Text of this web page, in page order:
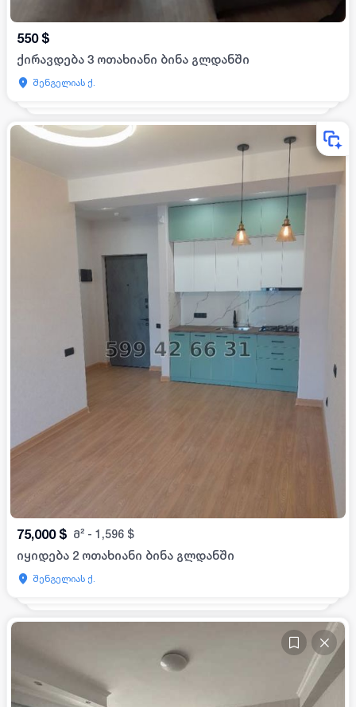
550 $
ქირავდება 3 ოთახიანი ბინა გლდანში
შენგელიას ქ.
75,000 $ მ² - 1,596 $
იყიდება 2 ოთახიანი ბინა გლდანში
შენგელიას ქ.